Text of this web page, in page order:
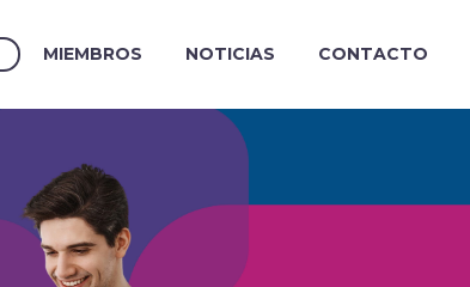
MIEMBROS NOTICIAS CONTACTO